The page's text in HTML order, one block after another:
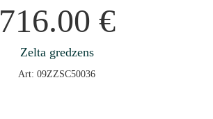
716.00 €
Zelta gredzens
Art: 09ZZSC50036